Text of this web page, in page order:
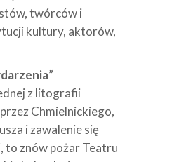
twórców i
kultury, aktorów,
”
z litografii
Chmielnickiego,
i zawalenie się
to znów pożar Teatru